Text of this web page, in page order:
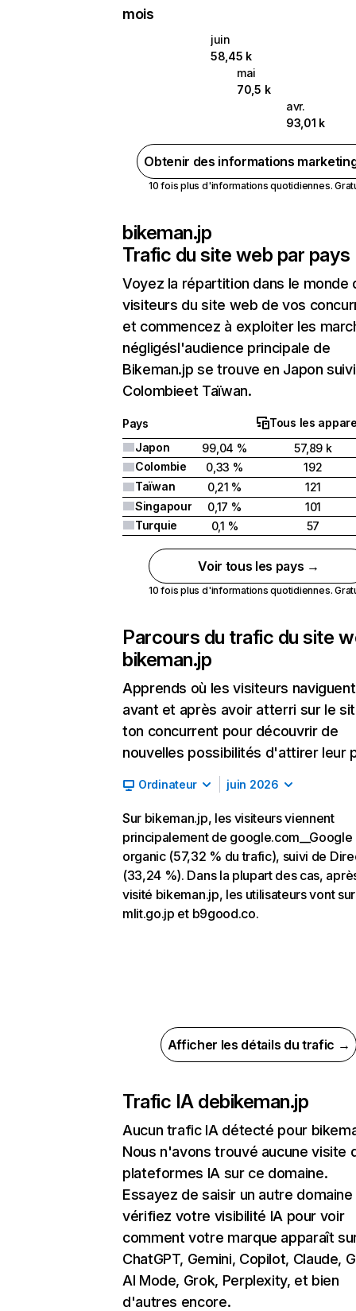
mois
juin
58,45 k
mai
70,5 k
avr.
93,01 k
Obtenir des informations
10 fois plus d'informations quotidiennes.
bikeman.jp
Trafic du site web par pays
Voyez la répartition dans le monde
visiteurs du site web de vos
et commencez à exploiter les
négligésl'audience principale de
Bikeman.jp se trouve en Japon
Colombieet Taïwan.
Pays
Tous les
Japon
99,04 %
57,89 k
Colombie
0,33 %
192
Taïwan
0,21 %
121
Singapour
0,17 %
101
Turquie
0,1 % 57
Voir tous les pays →
10 fois plus d'informations quotidiennes.
Parcours du trafic du site
bikeman.jp
Apprends où les visiteurs naviguent
avant et après avoir atterri sur le
ton concurrent pour découvrir de
nouvelles possibilités d'attirer leur
Ordinateur juin 2026
Sur bikeman.jp, les visiteurs viennent
principalement de google.com__Google
organic (57,32 % du trafic), suivi de
(33,24 %). Dans la plupart des cas,
visité bikeman.jp, les utilisateurs vont sur
mlit.go.jp et b9good.co.
Afficher les détails du trafic →
Trafic IA debikeman.jp
Aucun trafic IA détecté pour
Nous n'avons trouvé aucune visite
plateformes IA sur ce domaine.
Essayez de saisir un autre domaine
vérifiez votre visibilité IA pour voir
comment votre marque apparaît
ChatGPT, Gemini, Copilot, Claude,
AI Mode, Grok, Perplexity, et bien
d'autres encore.